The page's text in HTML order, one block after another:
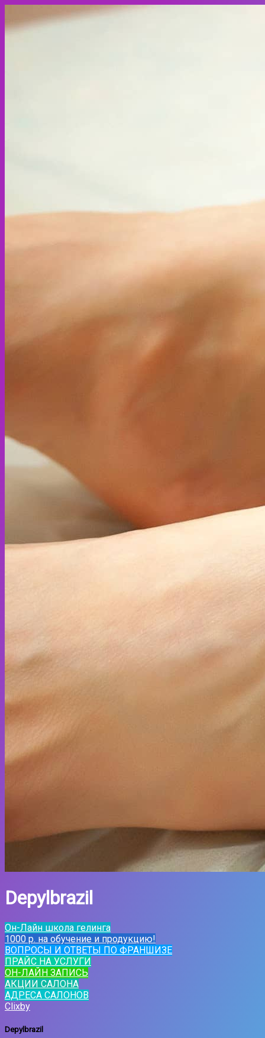
Depylbrazil
Он-Лайн школа гелинга
1000 р. на обучение и продукцию!
ВОПРОСЫ И ОТВЕТЫ ПО ФРАНШИЗЕ
ПРАЙС НА УСЛУГИ
ОН-ЛАЙН ЗАПИСЬ
АКЦИИ САЛОНА
АДРЕСА САЛОНОВ
Clixby
Depylbrazil